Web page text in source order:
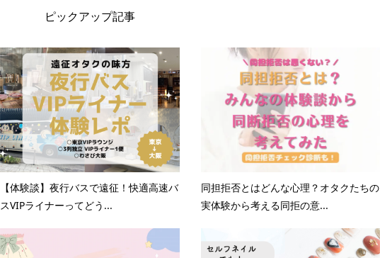
ピックアップ記事
【体験談】夜行バスで遠征！快適高速バ
スVIPライナーってどう...
同担拒否とはどんな心理？オタクたちの
実体験から考える同拒の意...